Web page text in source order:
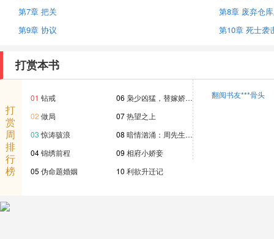
第7章 把关
第8章 废弃仓
第9章 协议
第10章 死士袭
打赏本书
打
赏
周
排
行
榜
01 钻戒
02 做局
03 惊涛骇浪
04锦绣前程
05 伪命题婚姻
06 枭少凶猛，替嫁娇…
07热望之上
08 暗情汹涌：周先生…
09 相府小娇妾
10 利欲升迁记
翻阅书友***骨头